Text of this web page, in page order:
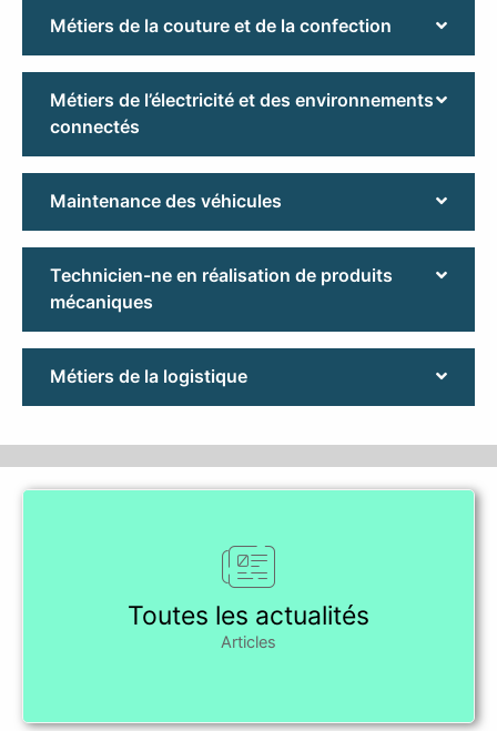
Métiers de la couture et de la confection
Métiers de l’électricité et des environnements
connectés
Maintenance des véhicules
Technicien-ne en réalisation de produits
mécaniques
Métiers de la logistique
Toutes les actualités
Articles